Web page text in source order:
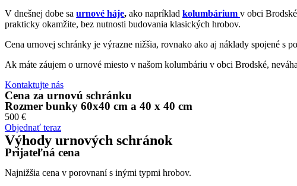
V dnešnej dobe sa urnové háje, ako napríklad kolumbárium v obci
prakticky okamžite, bez nutnosti budovania klasických hrobov.
Cena urnovej schránky je výrazne nižšia, rovnako ako aj náklady spojené s
Ak máte záujem o urnové miesto v našom kolumbáriu v obci Brodské,
Kontaktujte nás
Cena za urnovú schránku
Rozmer bunky 60x40 cm a 40 x 40 cm
500 €
Objednať teraz
Výhody urnových schránok
Prijateľná cena
Najnižšia cena v porovnaní s inými typmi hrobov.